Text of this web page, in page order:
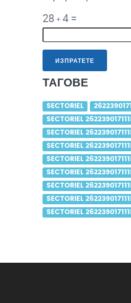
28 +4 =
ИЗПРАТЕТЕ
ТАГОВЕ
SECTORIEL
SECTORIEL
SECTORIEL
SECTORIEL
SECTORIEL
SECTORIEL
SECTORIEL
SECTORIEL
SECTORIEL